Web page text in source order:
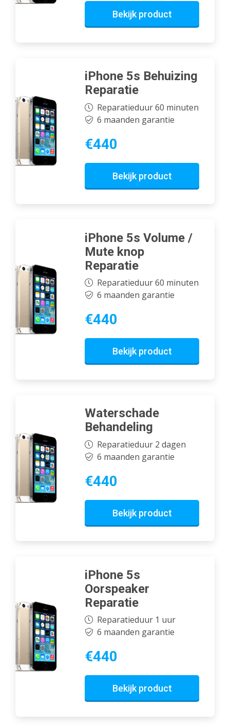
Bekijk product
iPhone 5s Behuizing
Reparatie
Reparatieduur 60 minuten
6 maanden garantie
€440
Bekijk product
iPhone 5s Volume /
Mute knop
Reparatie
Reparatieduur 60 minuten
6 maanden garantie
€440
Bekijk product
Waterschade
Behandeling
Reparatieduur 2 dagen
6 maanden garantie
€440
Bekijk product
iPhone 5s
Oorspeaker
Reparatie
Reparatieduur 1 uur
6 maanden garantie
€440
Bekijk product